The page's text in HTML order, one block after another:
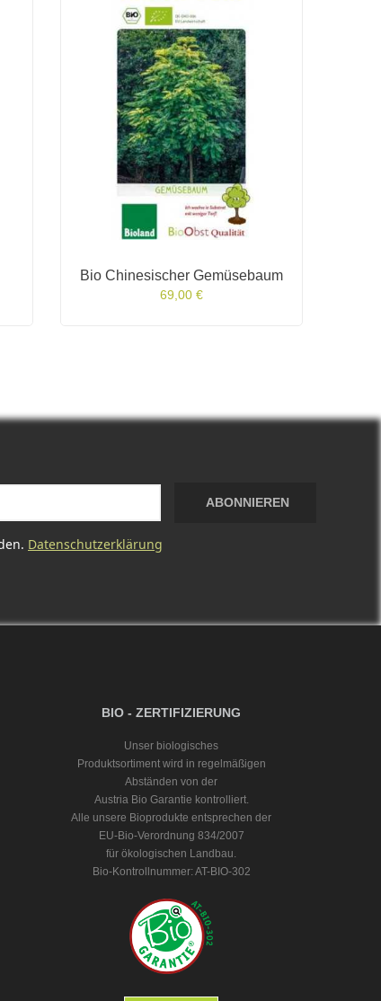
Bio Chinesischer Gemüsebaum
69,00 €
ABONNIEREN
Datenschutzerklärung
BIO - ZERTIFIZIERUNG
Unser biologisches
Produktsortiment wird in regelmäßigen
Abständen von der
Austria Bio Garantie kontrolliert.
Alle unsere Bioprodukte entsprechen der
EU-Bio-Verordnung 834/2007
für ökologischen Landbau.
Bio-Kontrollnummer: AT-BIO-302